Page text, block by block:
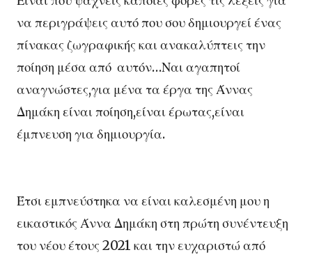
να περιγράψεις αυτό που σου δημιουργεί ένας
πίνακας ζωγραφικής και ανακαλύπτεις την
ποίηση μέσα από αυτόν…Ναι αγαπητοί
αναγνώστες,για μένα τα έργα της Άννας
Δημάκη είναι ποίηση,είναι έρωτας,είναι
έμπνευση για δημιουργία.
Έτσι εμπνεύστηκα να είναι καλεσμένη μου η
εικαστικός Άννα Δημάκη στη πρώτη συνέντευξη
του νέου έτους 2021 και την ευχαριστώ από